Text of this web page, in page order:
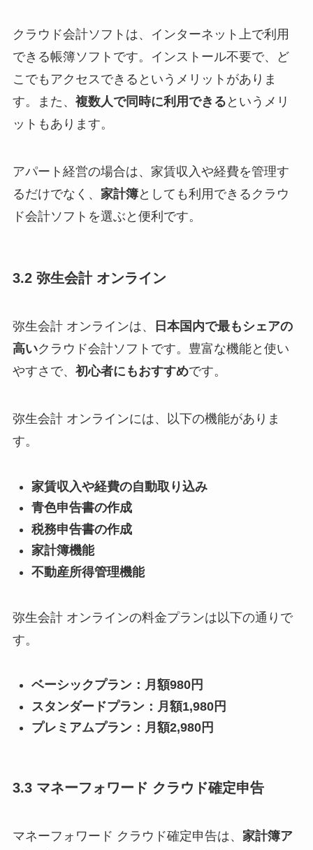
クラウド会計ソフトは、インターネット上で利用
できる帳簿ソフトです。インストール不要で、ど
こでもアクセスできるというメリットがありま
す。また、 複数人で同時に利用できる というメリ
ットもあります。
アパート経営の場合は、家賃収入や経費を管理す
るだけでなく、 家計簿としても利用できるクラウ
ド会計ソフトを選ぶと便利です。
3.2 弥生会計 オンライン
弥生会計 オンラインは、
日本国内で最もシェアの
高いクラウド会計ソフトです。豊富な機能と使い
やすさで、 初心者にもおすすめです。
弥生会計 オンラインには、以下の機能がありま
す。
家賃収入や経費の自動取り込み
青色申告書の作成
税務申告書の作成
家計簿機能
不動産所得管理機能
弥生会計 オンラインの料金プランは以下の通りで
す。
ベーシックプラン：月額980円
スタンダードプラン：月額1,980円
プレミアムプラン：月額2,980円
3.3 マネーフォワード クラウド確定申告
マネーフォワード クラウド確定申告は、 家計簿ア